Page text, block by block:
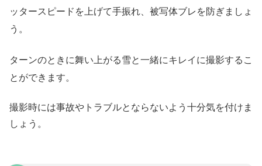
ッタースピードを上げて手振れ、被写体ブレを防ぎましょ
う。
ターンのときに舞い上がる雪と一緒にキレイに撮影するこ
とができます。
撮影時には事故やトラブルとならないよう十分気を付けま
しょう。